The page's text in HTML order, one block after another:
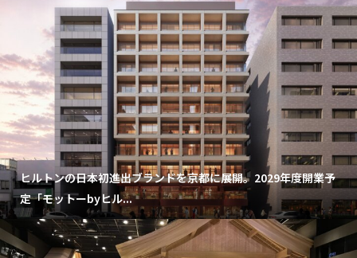
ヒルトンの日本初進出ブランドを京都に展開。2029年度開業予
定「モットーbyヒル...